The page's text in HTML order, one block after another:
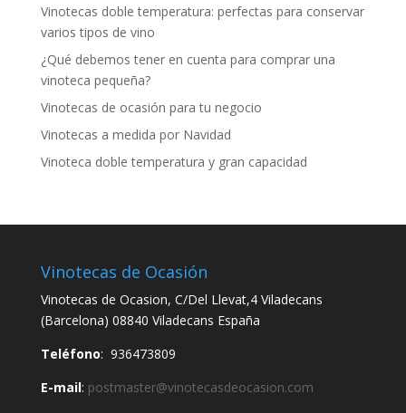
Vinotecas doble temperatura: perfectas para conservar
varios tipos de vino
¿Qué debemos tener en cuenta para comprar una
vinoteca pequeña?
Vinotecas de ocasión para tu negocio
Vinotecas a medida por Navidad
Vinoteca doble temperatura y gran capacidad
Vinotecas de Ocasión
Vinotecas de Ocasion, C/Del Llevat,4 Viladecans
(Barcelona) 08840 Viladecans España
Teléfono: 936473809
E-mail: postmaster@vinotecasdeocasion.com